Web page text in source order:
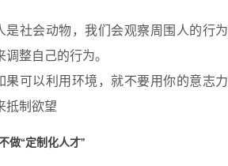
是社会动物，我们会观察周围人的行为
调整自己的行为。
果可以利用环境，就不要用你的意志力
抵制欲望
做“定制化人才”